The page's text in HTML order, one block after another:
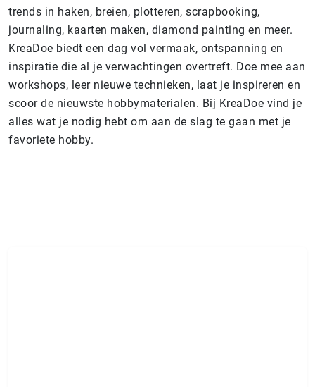
trends in haken, breien, plotteren, scrapbooking,
journaling, kaarten maken, diamond painting en meer.
KreaDoe biedt een dag vol vermaak, ontspanning en
inspiratie die al je verwachtingen overtreft. Doe mee aan
workshops, leer nieuwe technieken, laat je inspireren en
scoor de nieuwste hobbymaterialen. Bij KreaDoe vind je
alles wat je nodig hebt om aan de slag te gaan met je
favoriete hobby.